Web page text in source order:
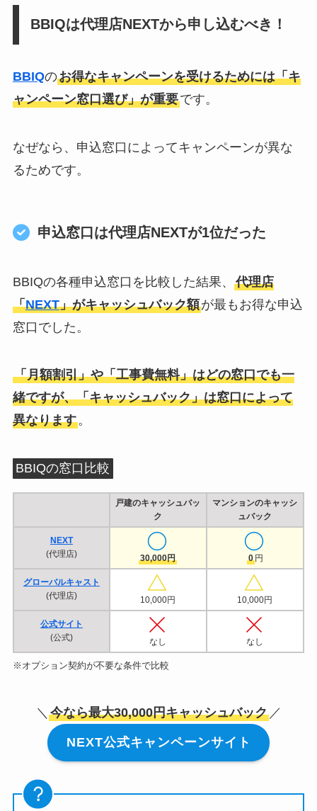
BBIQは代理店NEXTから申し込むべき！
BBIQのお得なキャンペーンを受けるためには「キ
ャンペーン窓口選び」が重要です。
なぜなら、申込窓口によってキャンペーンが異な
るためです。
申込窓口は代理店NEXTが1位だった
BBIQの各種申込窓口を比較した結果、 代理店
「NEXT」がキャッシュバック額が最もお得な申込
窓口でした。
「月額割引」や「工事費無料」はどの窓口でも一
緒ですが、「キャッシュバック」は窓口によって
異なります。
BBIQの窓口比較
戸建のキャッシュバッ
ク
マンションのキャッシ
ュバック
NEXT
(代理店)
30,000円 0円
グローバルキャスト
(代理店)
10,000円 10,000円
公式サイト
(公式)
なし なし
※オプション契約が不要な条件で比較
＼ 今なら最大30,000円キャッシュバック／
NEXT公式キャンペーンサイト